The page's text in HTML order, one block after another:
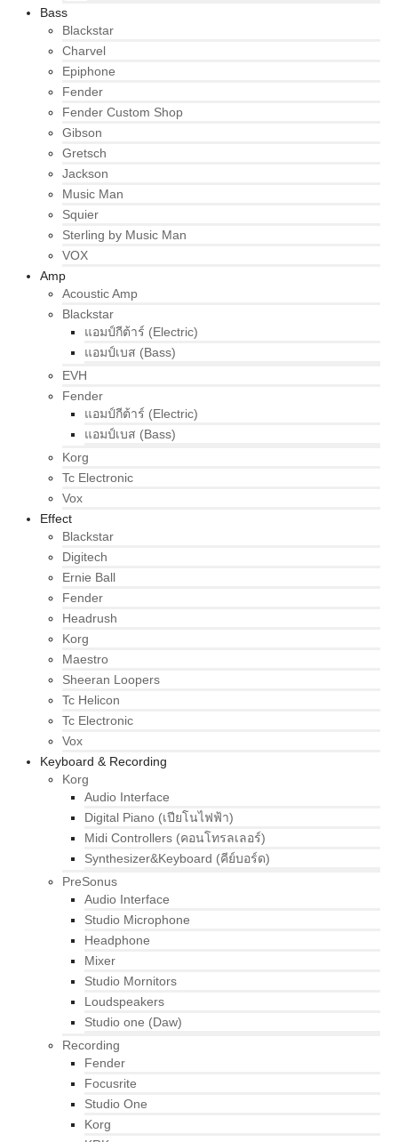
Bass
Blackstar
Charvel
Epiphone
Fender
Fender Custom Shop
Gibson
Gretsch
Jackson
Music Man
Squier
Sterling by Music Man
VOX
Amp
Acoustic Amp
Blackstar
แอมป์กีต้าร์ (Electric)
แอมป์เบส (Bass)
EVH
Fender
แอมป์กีต้าร์ (Electric)
แอมป์เบส (Bass)
Korg
Tc Electronic
Vox
Effect
Blackstar
Digitech
Ernie Ball
Fender
Headrush
Korg
Maestro
Sheeran Loopers
Tc Helicon
Tc Electronic
Vox
Keyboard & Recording
Korg
Audio Interface
Digital Piano (เปียโนไฟฟ้า)
Midi Controllers (คอนโทรลเลอร์)
Synthesizer&Keyboard (คีย์บอร์ด)
PreSonus
Audio Interface
Studio Microphone
Headphone
Mixer
Studio Mornitors
Loudspeakers
Studio one (Daw)
Recording
Fender
Focusrite
Studio One
Korg